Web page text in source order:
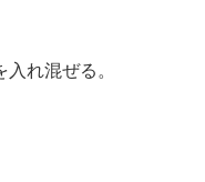
れ混ぜる。